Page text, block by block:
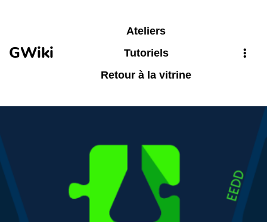
GWiki
Ateliers
Tutoriels
Retour à la vitrine